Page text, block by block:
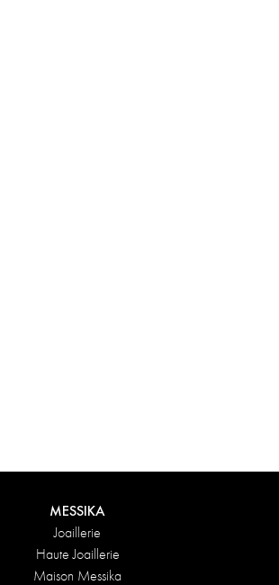
DÉCOUVRIR
MESSIKA
Joaillerie
Haute Joaillerie
Maison Messika